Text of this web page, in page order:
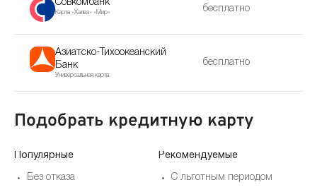
Совкомбанк
Карта «Халва» «Мир» бесплатно
Азиатско-Тихоокеанский
Банк
Универсальная карта
бесплатно
Подобрать кредитную карту
Популярные
Без отказа
Рекомендуемые
С льготным периодом